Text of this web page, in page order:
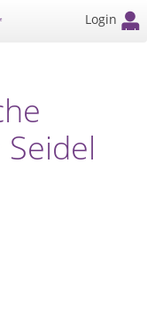
Login